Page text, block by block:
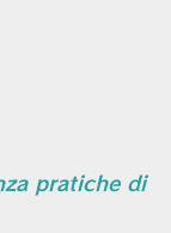
pratiche di